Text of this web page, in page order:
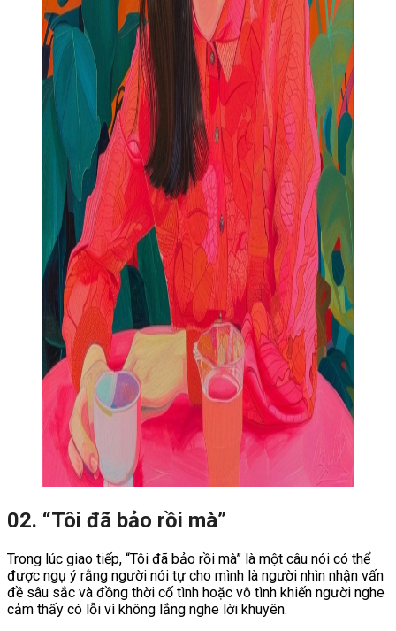
02. “Tôi đã bảo rồi mà”
Trong lúc giao tiếp, “Tôi đã bảo rồi mà” là một câu nói có thể
được ngụ ý rằng người nói tự cho mình là người nhìn nhận vấn
đề sâu sắc và đồng thời cố tình hoặc vô tình khiến người nghe
cảm thấy có lỗi vì không lắng nghe lời khuyên.